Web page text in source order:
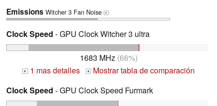
Emissions Witcher 3 Fan Noise +
Clock Speed - GPU Clock Witcher 3 ultra
1683 MHz(66%)
+ 1 mas detalles +
Mostrar tabla de comparación
Clock Speed - GPU Clock Speed Furmark